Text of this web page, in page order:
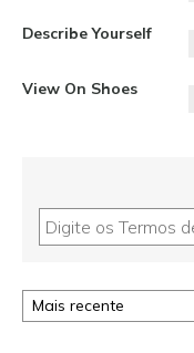
Describe Yourself
View On Shoes